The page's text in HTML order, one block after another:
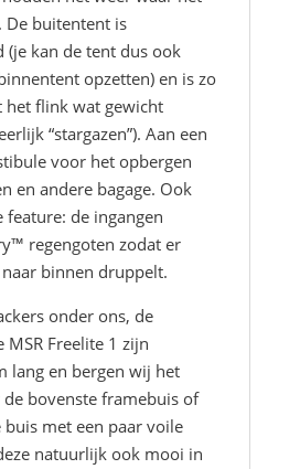
De buitentent is
(je kan de tent dus ook
opzetten) en is zo
het flink wat gewicht
“stargazen”). Aan een
voor het opbergen
en andere bagage. Ook
feature: de ingangen
regengoten zodat er
binnen druppelt.
onder ons, de
MSR Freelite 1 zijn
lang en bergen wij het
bovenste framebuis of
buis met een paar voile
natuurlijk ook mooi in